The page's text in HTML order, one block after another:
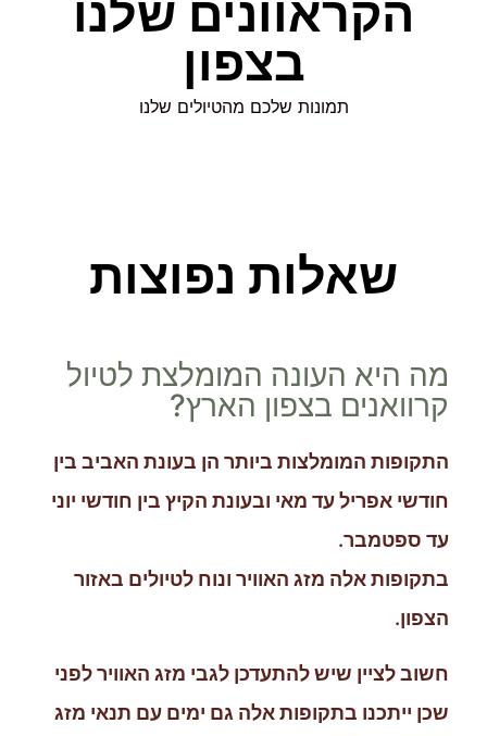
הקראוונים שלנו
בצפון
תמונות שלכם מהטיולים שלנו
שאלות נפוצות
מה היא העונה המומלצת לטיול
קרוואנים בצפון הארץ?
התקופות המומלצות ביותר הן בעונת האביב בין
חודשי אפריל עד מאי ובעונת הקיץ בין חודשי יוני
עד ספטמבר.
בתקופות אלה מזג האוויר ונוח לטיולים באזור
הצפון.
חשוב לציין שיש להתעדכן לגבי מזג האוויר לפני
שכן ייתכנו בתקופות אלה גם ימים עם תנאי מזג